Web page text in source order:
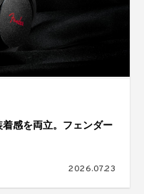
感を両立。フェンダー
2026.07.23